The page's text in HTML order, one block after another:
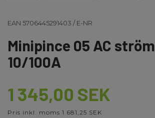
EAN 5706445291403 /E-NR
Minipince 05 AC
10/100A
1 345,00 SEK
Pris inkl. moms 1 681,25 SEK